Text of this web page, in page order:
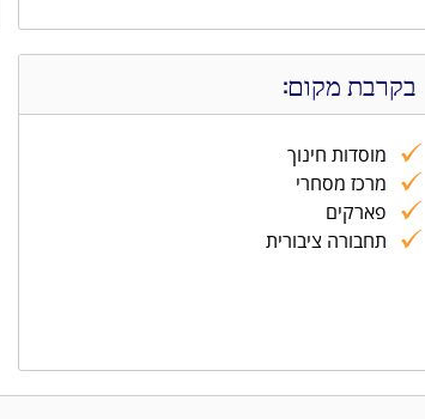
בקרבת מקום:
מוסדות חינוך
מרכז מסחרי
פארקים
תחבורה ציבורית